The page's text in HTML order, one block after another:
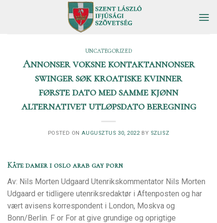
UNCATEGORIZED
Annonser voksne kontaktannonser
swinger søk kroatiske kvinner
første dato med samme kjønn
alternativet utløpsdato beregning
POSTED ON AUGUSZTUS 30, 2022 BY SZLISZ
Kåte damer i oslo arab gay porn
Av: Nils Morten Udgaard Utenrikskommentator Nils Morten
Udgaard er tidligere utenriksredaktør i Aftenposten og har
vært avisens korrespondent i London, Moskva og
Bonn/Berlin. F or For at give grundige og oprigtige